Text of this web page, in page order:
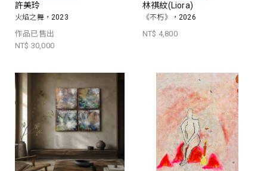
許美玲
火焰之舞，2023
作品已售出
NT$ 30,000
林祺紋(Liora)
《不朽》，2026
NT$ 4,800